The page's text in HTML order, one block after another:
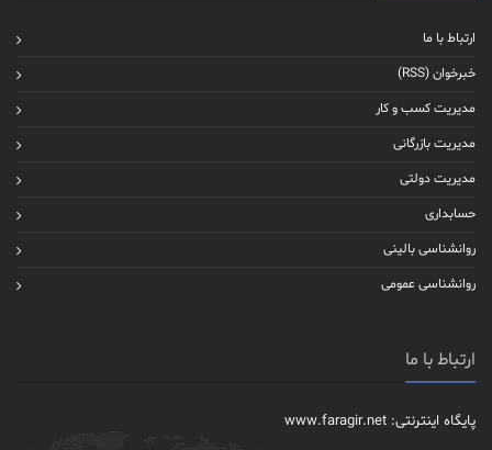
ارتباط با ما
خبرخوان (RSS)
مدیریت کسب و کار
مدیریت بازرگانی
مدیریت دولتی
حسابداری
روانشناسی بالینی
روانشناسی عمومی
ارتباط با ما
پایگاه اینترنتی: www.faragir.net